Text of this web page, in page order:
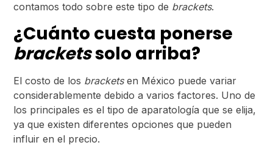
contamos todo sobre este tipo de brackets.
¿Cuánto cuesta ponerse
bracketssolo arriba?
El costo de los bracketsen México puede variar
considerablemente debido a varios factores. Uno de
los principales es el tipo de aparatología que se elija,
ya que existen diferentes opciones que pueden
influir en el precio.